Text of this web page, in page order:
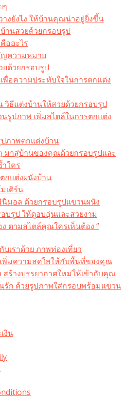
ๆ
างยังไง ให้บ้านคุณน่าอยู่ยิ่งขึ้น
บ้านสวยด้วยกรอบรูป
ออะไร​
ญความหมาย
ยด้วยกรอบรูป
พื่อความประทับใจในการตกแต่ง
วิธีแต่งบ้านให้สวยด้วยกรอบรูป
รูปภาพ เพิ่มสไตล์ในการตกแต่ง
ภาพตกแต่งบ้าน
มาสู่บ้านของคุณด้วยกรอบรูปและ
ใคร
กแต่งผนังบ้าน
เดิร์น
มอล ด้วยกรอบรูปแขวนผนัง
บรูป ให้ดูอบอุ่นและสวยงาม
ตามสไตล์คุณใครเห็นต้อง ”
บเราด้วย ภาพท่องเที่ยว
พิ่มความสดใสให้กับพื้นที่ของคุณ
สร้างบรรยากาศใหม่ให้เข้ากับคุณ
รัก ด้วยรูปภาพใส่กรอบพร้อมแขวน​
งิน